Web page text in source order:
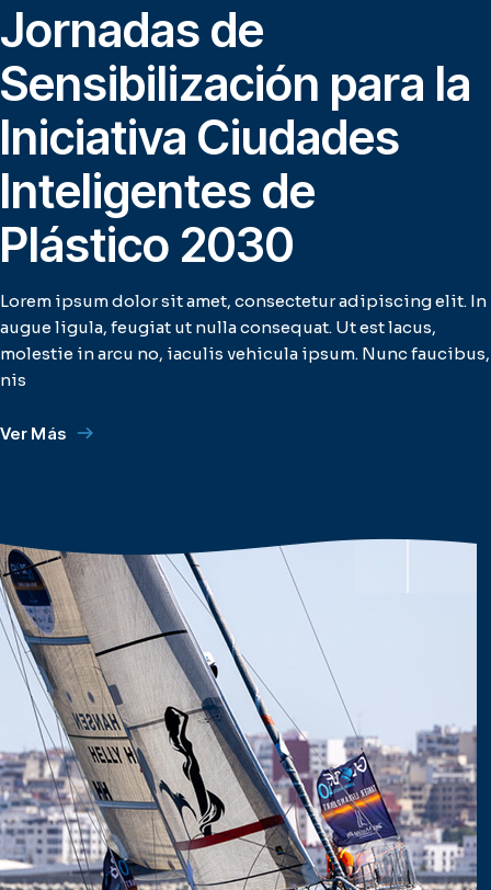
Jornadas de
Sensibilización para la
Iniciativa Ciudades
Inteligentes de
Plástico 2030
Lorem ipsum dolor sit amet, consectetur adipiscing elit. In
augue ligula, feugiat ut nulla consequat. Ut est lacus,
molestie in arcu no, iaculis vehicula ipsum. Nunc faucibus,
nis
Ver Más